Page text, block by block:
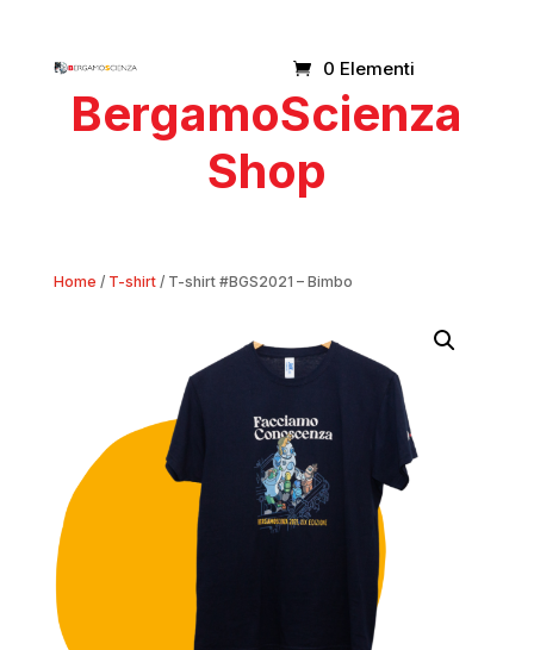
0 Elementi
BergamoScienza
Shop
Home / T-shirt/ T-shirt #BGS2021 – Bimbo